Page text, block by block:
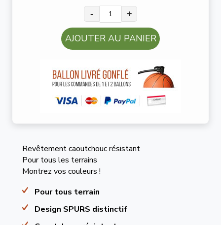
- +
AJOUTER AU PANIER
Revêtement caoutchouc résistant
Pour tous les terrains
Montrez vos couleurs !
Pour tous terrain
Design SPURS distinctif